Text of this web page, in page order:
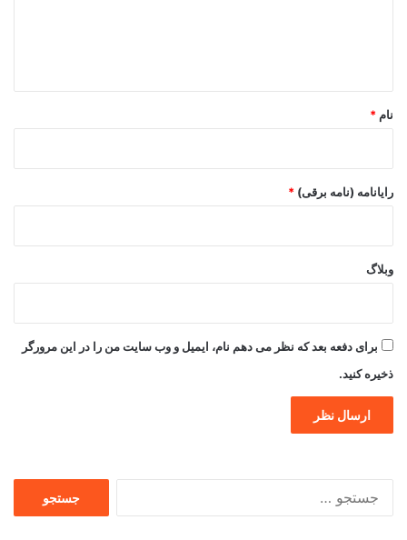
نام *
رایانامه (نامه برقی) *
وبلاگ
برای دفعه بعد که نظر می دهم نام، ایمیل و وب سایت من را در این مرورگر
ذخیره کنید.